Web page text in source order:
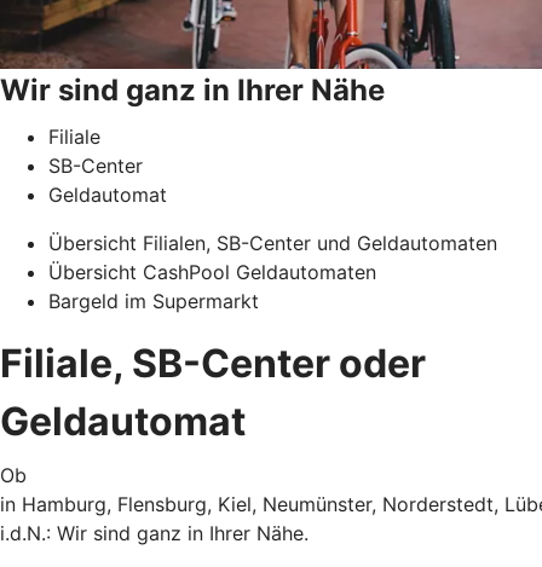
Wir sind ganz in Ihrer Nähe
Filiale
SB-Center
Geldautomat
Übersicht Filialen, SB-Center und Geldautomaten
Übersicht CashPool Geldautomaten
Bargeld im Supermarkt
Filiale, SB-Center oder
Geldautomat
Ob
in Hamburg, Flensburg, Kiel, Neumünster, Norderstedt,
i.d.N.: Wir sind ganz in Ihrer Nähe.